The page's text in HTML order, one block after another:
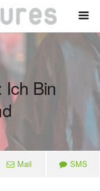
Bin
Mail SMS